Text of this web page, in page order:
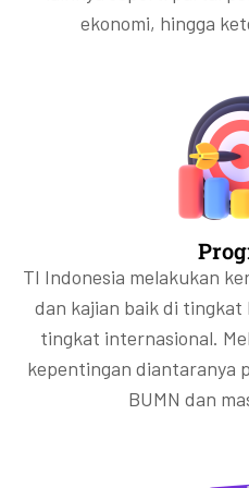
ekonomi, hingga
TI Indonesia melakukan
dan kajian baik di tingkat
tingkat internasional.
kepentingan diantaranya
BUMN dan